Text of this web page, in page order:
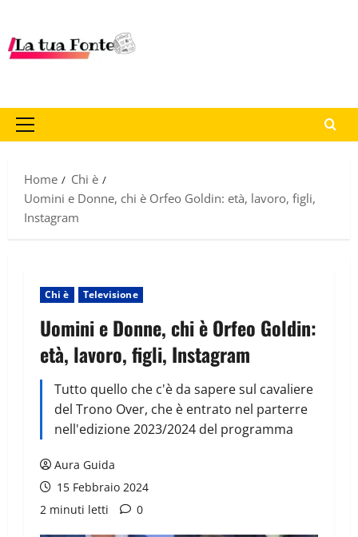
Home
Chi è
Uomini e Donne, chi è Orfeo Goldin: età, lavoro, figli,
Instagram
Chi è Televisione
Uomini e Donne, chi è Orfeo Goldin:
età, lavoro, figli, Instagram
Tutto quello che c'è da sapere sul cavaliere
del Trono Over, che è entrato nel parterre
nell'edizione 2023/2024 del programma
Aura Guida
15 Febbraio 2024
2 minuti letti
0